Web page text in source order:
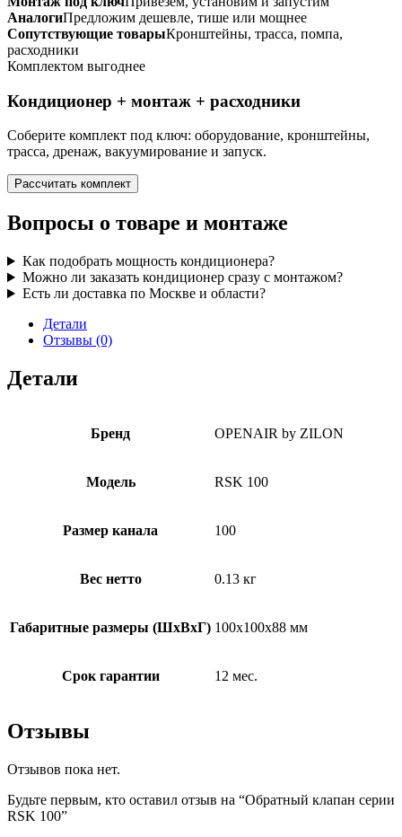
АналогиПредложим дешевле, тише или мощнее
Сопутствующие товарыКронштейны, трасса, помпа,
расходники
Комплектом выгоднее
Кондиционер + монтаж + расходники
Соберите комплект под ключ: оборудование, кронштейны,
трасса, дренаж, вакуумирование и запуск.
Рассчитать комплект
Вопросы о товаре и монтаже
Как подобрать мощность кондиционера?
Можно ли заказать кондиционер сразу с монтажом?
Есть ли доставка по Москве и области?
Детали
Отзывы (0)
Детали
Бренд OPENAIR by ZILON
Модель RSK 100
Размер канала 100
Вес нетто 0.13 кг
Габаритные размеры (ШxВxГ) 100x100x88 мм
Срок гарантии 12 мес.
Отзывы
Отзывов пока нет.
Будьте первым, кто оставил отзыв на “Обратный клапан серии
RSK 100”